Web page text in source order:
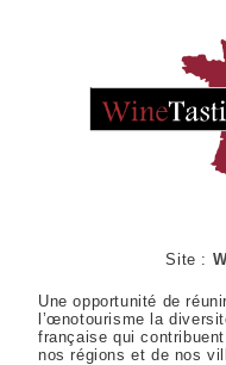
Site :
Une opportunité de
l’œnotourisme la
française qui
nos régions et de nos